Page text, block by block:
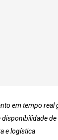
em tempo real
disponibilidade
e logística